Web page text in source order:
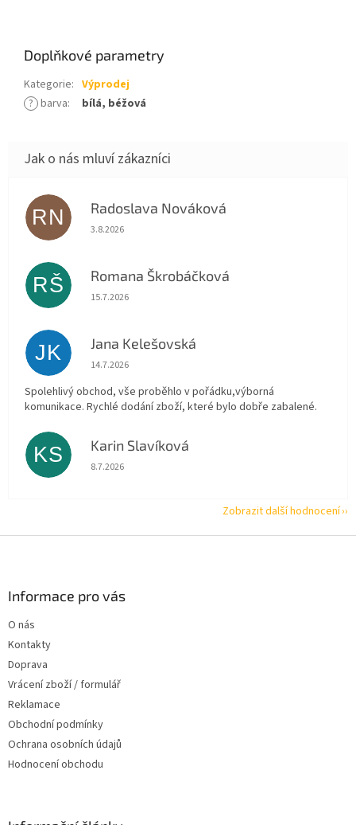
Doplňkové parametry
Kategorie: Výprodej
? barva: bílá, béžová
RN Radoslava Nováková
Hodnocení obchodu je 5 z 5 hvězdiček.
3.8.2026
RŠ Romana Škrobáčková
Hodnocení obchodu je 5 z 5 hvězdiček.
15.7.2026
JK Jana Kelešovská
Hodnocení obchodu je 5 z 5 hvězdiček.
14.7.2026
Spolehlivý obchod, vše proběhlo v pořádku,výborná
komunikace. Rychlé dodání zboží, které bylo dobře zabalené.
KS Karin Slavíková
Hodnocení obchodu je 5 z 5 hvězdiček.
8.7.2026
Zobrazit další hodnocení
Informace pro vás
O nás
Kontakty
Doprava
Vrácení zboží / formulář
Reklamace
Obchodní podmínky
Ochrana osobních údajů
Hodnocení obchodu